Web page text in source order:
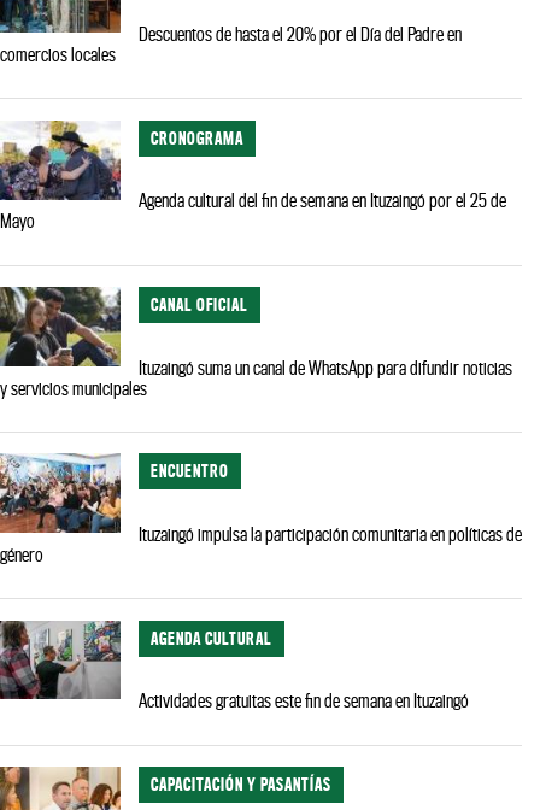
Descuentos de hasta el 20% por el Día del Padre en
comercios locales
CRONOGRAMA
Agenda cultural del fin de semana en Ituzaingó por el 25 de
Mayo
CANAL OFICIAL
Ituzaingó suma un canal de WhatsApp para difundir noticias
y servicios municipales
ENCUENTRO
Ituzaingó impulsa la participación comunitaria en políticas de
género
AGENDA CULTURAL
Actividades gratuitas este fin de semana en Ituzaingó
CAPACITACIÓN Y PASANTÍAS